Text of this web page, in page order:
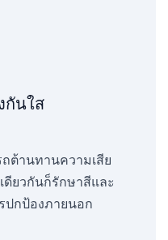
กันใส
ต้านทานความเสีย
ยวกันก็รักษาสีและ
ปกป้องภายนอก